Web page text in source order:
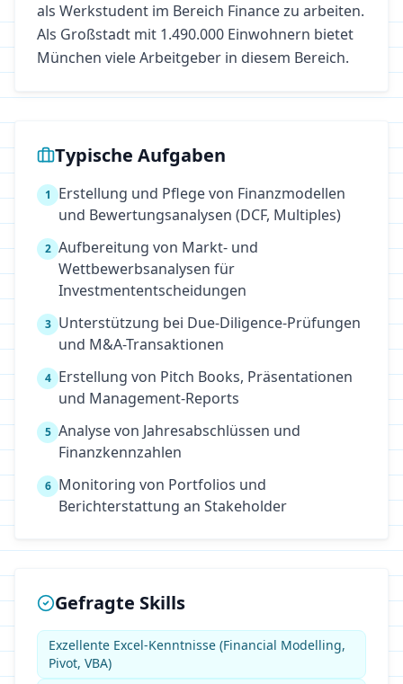
als Werkstudent im Bereich Financezu arbeiten.
Als Großstadt mit 1.490.000 Einwohnern bietet
München viele Arbeitgeber in diesem Bereich.
Typische Aufgaben
1
Erstellung und Pflege von Finanzmodellen
und Bewertungsanalysen (DCF, Multiples)
2 Aufbereitung von Markt- und
Wettbewerbsanalysen für
Investmententscheidungen
3 Unterstützung bei Due-Diligence-Prüfungen
und M&A-Transaktionen
4 Erstellung von Pitch Books, Präsentationen
und Management-Reports
5 Analyse von Jahresabschlüssen und
Finanzkennzahlen
6 Monitoring von Portfolios und
Berichterstattung an Stakeholder
Gefragte Skills
Exzellente Excel-Kenntnisse (Financial Modelling,
Pivot, VBA)